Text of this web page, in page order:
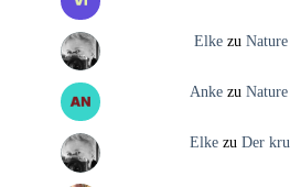
Elkezu
Ankezu
Elkezu Der